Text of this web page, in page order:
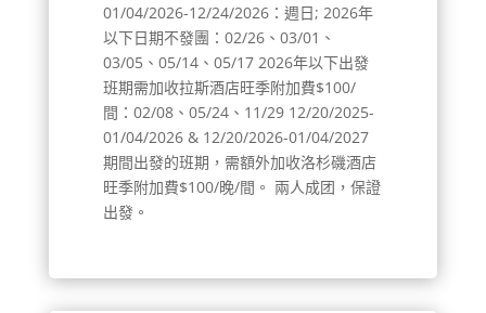
01/04/2026-12/24/2026：週日; 2026年
以下日期不發團：02/26、03/01、
03/05、05/14、05/17 2026年以下出發
班期需加收拉斯酒店旺季附加費$100/
間：02/08、05/24、11/29 12/20/2025-
01/04/2026 & 12/20/2026-01/04/2027
期間出發的班期，需額外加收洛杉磯酒店
旺季附加費$100/晚/間。 兩人成团，保證
出發。